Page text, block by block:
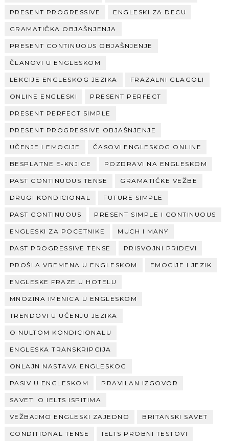
PRESENT PROGRESSIVE ENGLESKI ZA DECU
GRAMATIČKA OBJAŠNJENJA
PRESENT CONTINUOUS OBJAŠNJENJE
ČLANOVI U ENGLESKOM
LEKCIJE ENGLESKOG JEZIKA FRAZALNI GLAGOLI
ONLINE ENGLESKI PRESENT PERFECT
PRESENT PERFECT SIMPLE
PRESENT PROGRESSIVE OBJAŠNJENJE
UČENJE I EMOCIJE ČASOVI ENGLESKOG ONLINE
BESPLATNE E-KNJIGE POZDRAVI NA ENGLESKOM
PAST CONTINUOUS TENSE GRAMATIČKE VEŽBE
DRUGI KONDICIONAL FUTURE SIMPLE
PAST CONTINUOUS PRESENT SIMPLE I CONTINUOUS
ENGLESKI ZA POCETNIKE MUCH I MANY
PAST PROGRESSIVE TENSE PRISVOJNI PRIDEVI
PROŠLA VREMENA U ENGLESKOM EMOCIJE I JEZIK
ENGLESKE FRAZE U HOTELU
MNOZINA IMENICA U ENGLESKOM
TRENDOVI U UČENJU JEZIKA
O NULTOM KONDICIONALU
ENGLESKA TRANSKRIPCIJA
ONLAJN NASTAVA ENGLESKOG
PASIV U ENGLESKOM PRAVILAN IZGOVOR
SAVETI O IELTS ISPITIMA
VEŽBAJMO ENGLESKI ZAJEDNO BRITANSKI SAVET
CONDITIONAL TENSE IELTS PROBNI TESTOVI